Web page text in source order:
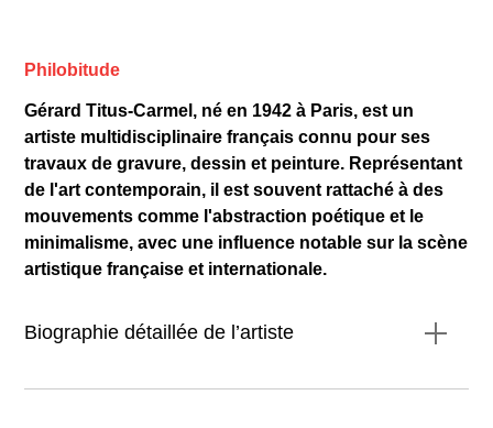
Philobitude
Gérard Titus-Carmel, né en 1942 à Paris, est un
artiste multidisciplinaire français connu pour ses
travaux de gravure, dessin et peinture. Représentant
de l'art contemporain, il est souvent rattaché à des
mouvements comme l'abstraction poétique et le
minimalisme, avec une influence notable sur la scène
artistique française et internationale.
Biographie détaillée de l’artiste